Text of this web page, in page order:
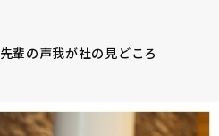
先輩の声我が社の見どころ